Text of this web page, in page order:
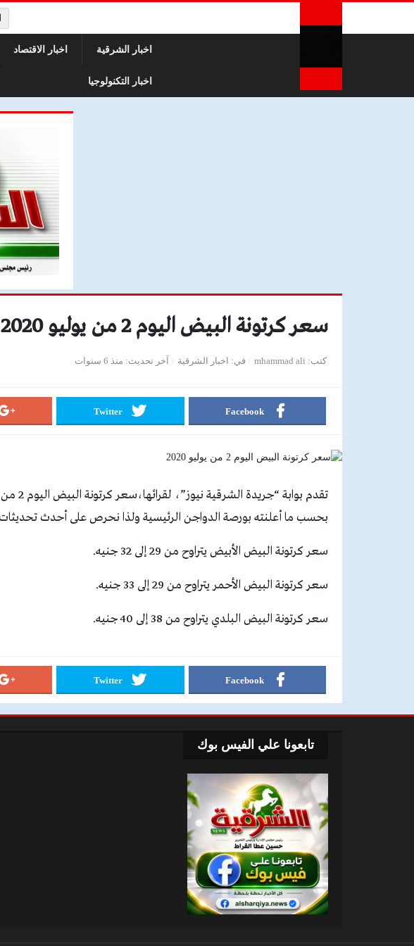
اخبار الشرقية اخبار الاقتصاد
اخبار التكنولوجيا
سعر كرتونة البيض اليوم 2 من يوليو 2020
كتب mhammad ali في اخبار الشرقية آخر تحديث منذ 6 سنوات
Facebook
Twitter
بحسب ما أعلنته بورصة الدواجن الرئيسية ولذا نحرص على أحدث
سعر كرتونة البيض الأبيض يتراوح من 29 إلى 32 جنيه.
سعر كرتونة البيض الأحمر يتراوح من 29 إلى 33 جنيه.
سعر كرتونة البيض البلدي يتراوح من 38 إلى 40 جنيه.
Facebook
Twitter
تابعونا علي الفيس بوك